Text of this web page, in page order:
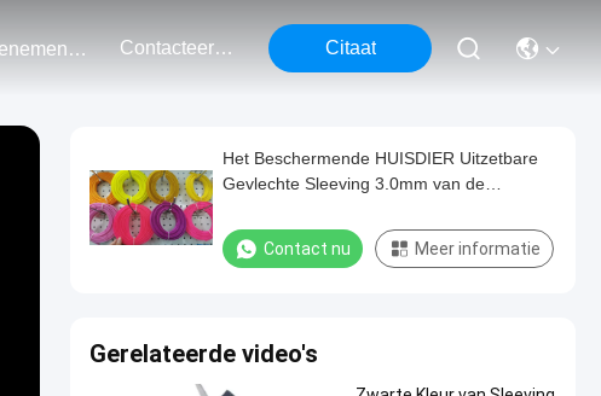
Evenementen Contacteer Ons Citaat
Het Beschermende HUISDIER Uitzetbare
Gevlechte Sleeving 3.0mm van de
Contact nu Meer informatie
Gerelateerde video's